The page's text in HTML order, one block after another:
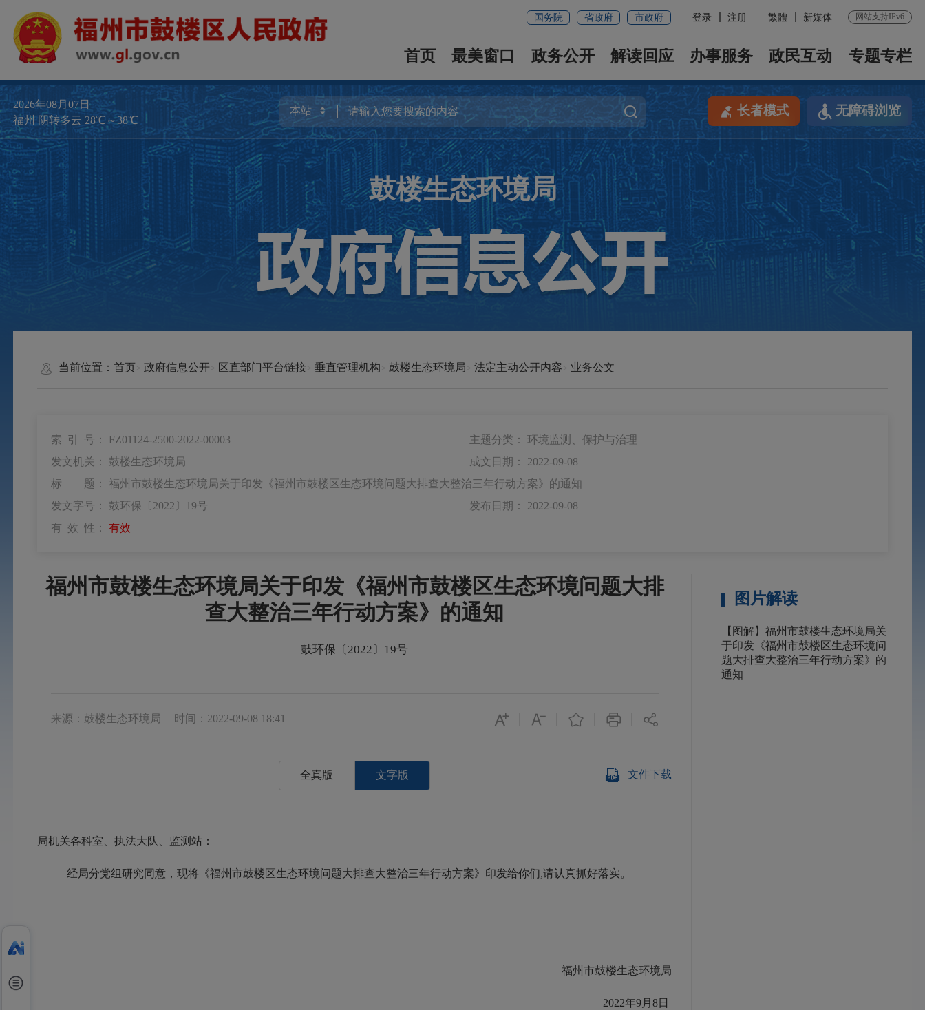
国务院 省政府 市政府 登录 注册 繁體 新媒体 网站支持IPv6
首页 最美窗口 政务公开 解读回应 办事服务 政民互动 专题专栏
2026年08月07日
福州 阴转多云 28℃～38℃
长者模式 无障碍浏览
鼓楼生态环境局
当前位置： 首页 政府信息公开 区直部门平台链接 垂直管理机构 鼓楼生态环境局 法定主动公开内容 业务公文
索 引 号： FZ01124-2500-2022-00003 主题分类： 环境监测、保护与治理
发文机关： 鼓楼生态环境局 成文日期： 2022-09-08
标 题： 福州市鼓楼生态环境局关于印发《福州市鼓楼区生态环境问题大排查大整治三年行动方案》的通知
发文字号： 鼓环保〔2022〕19号 发布日期： 2022-09-08
有 效 性： 有效
福州市鼓楼生态环境局关于印发《福州市鼓楼区生态环境问题大排
查大整治三年行动方案》的通知
鼓环保〔2022〕19号
来源：鼓楼生态环境局 时间：2022-09-08 18:41
全真版 文字版 文件下载
局机关各科室、执法大队、监测站 ：
经局分党组研究同意， 现将《福州市鼓楼区生态环境问题大排查大整治三年行动方案》印发给你们 ,请认真抓好落实。
福州市鼓楼生态环境局
2022年9月8日
图片解读
【图解】福州市鼓楼生态环境局关
于印发《福州市鼓楼区生态环境问
题大排查大整治三年行动方案》的
通知